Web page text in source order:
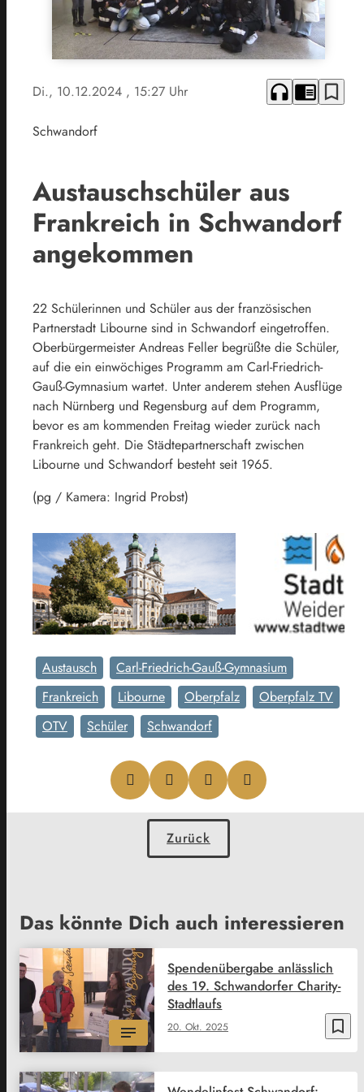
Di., 10.12.2024 , 15:27 Uhr headphones chrome_reader_mode bookmark_border
Schwandorf
Austauschschüler aus
Frankreich in Schwandorf
angekommen
22 Schülerinnen und Schüler aus der französischen
Partnerstadt Libourne sind in Schwandorf eingetroffen.
Oberbürgermeister Andreas Feller begrüßte die Schüler,
auf die ein einwöchiges Programm am Carl-Friedrich-
Gauß-Gymnasium wartet. Unter anderem stehen Ausflüge
nach Nürnberg und Regensburg auf dem Programm,
bevor es am kommenden Freitag wieder zurück nach
Frankreich geht. Die Städtepartnerschaft zwischen
Libourne und Schwandorf besteht seit 1965.
(pg / Kamera: Ingrid Probst)
Austausch
Carl-Friedrich-Gauß-Gymnasium
Frankreich
Libourne Oberpfalz
Oberpfalz TV
OTV
Schüler Schwandorf
Zurück
Das könnte Dich auch interessieren
bookmark_border
20. Okt. 2025
Spendenübergabe anlässlich
des 19. Schwandorfer Charity-
Stadtlaufs